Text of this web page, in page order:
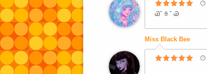
Ꮚ˘ ꈊ ˘ Ꮚ
Miss Black Bee